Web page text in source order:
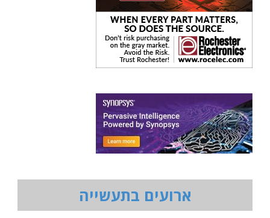
ארועים בתעשייה